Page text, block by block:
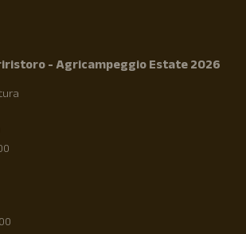
- Agricampeggio Estate 2026